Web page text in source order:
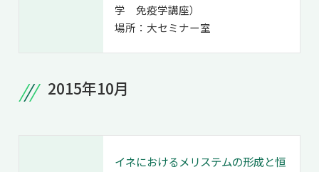
学 免疫学講座）
場所：大セミナー室
2015年10月
イネにおけるメリステムの形成と恒